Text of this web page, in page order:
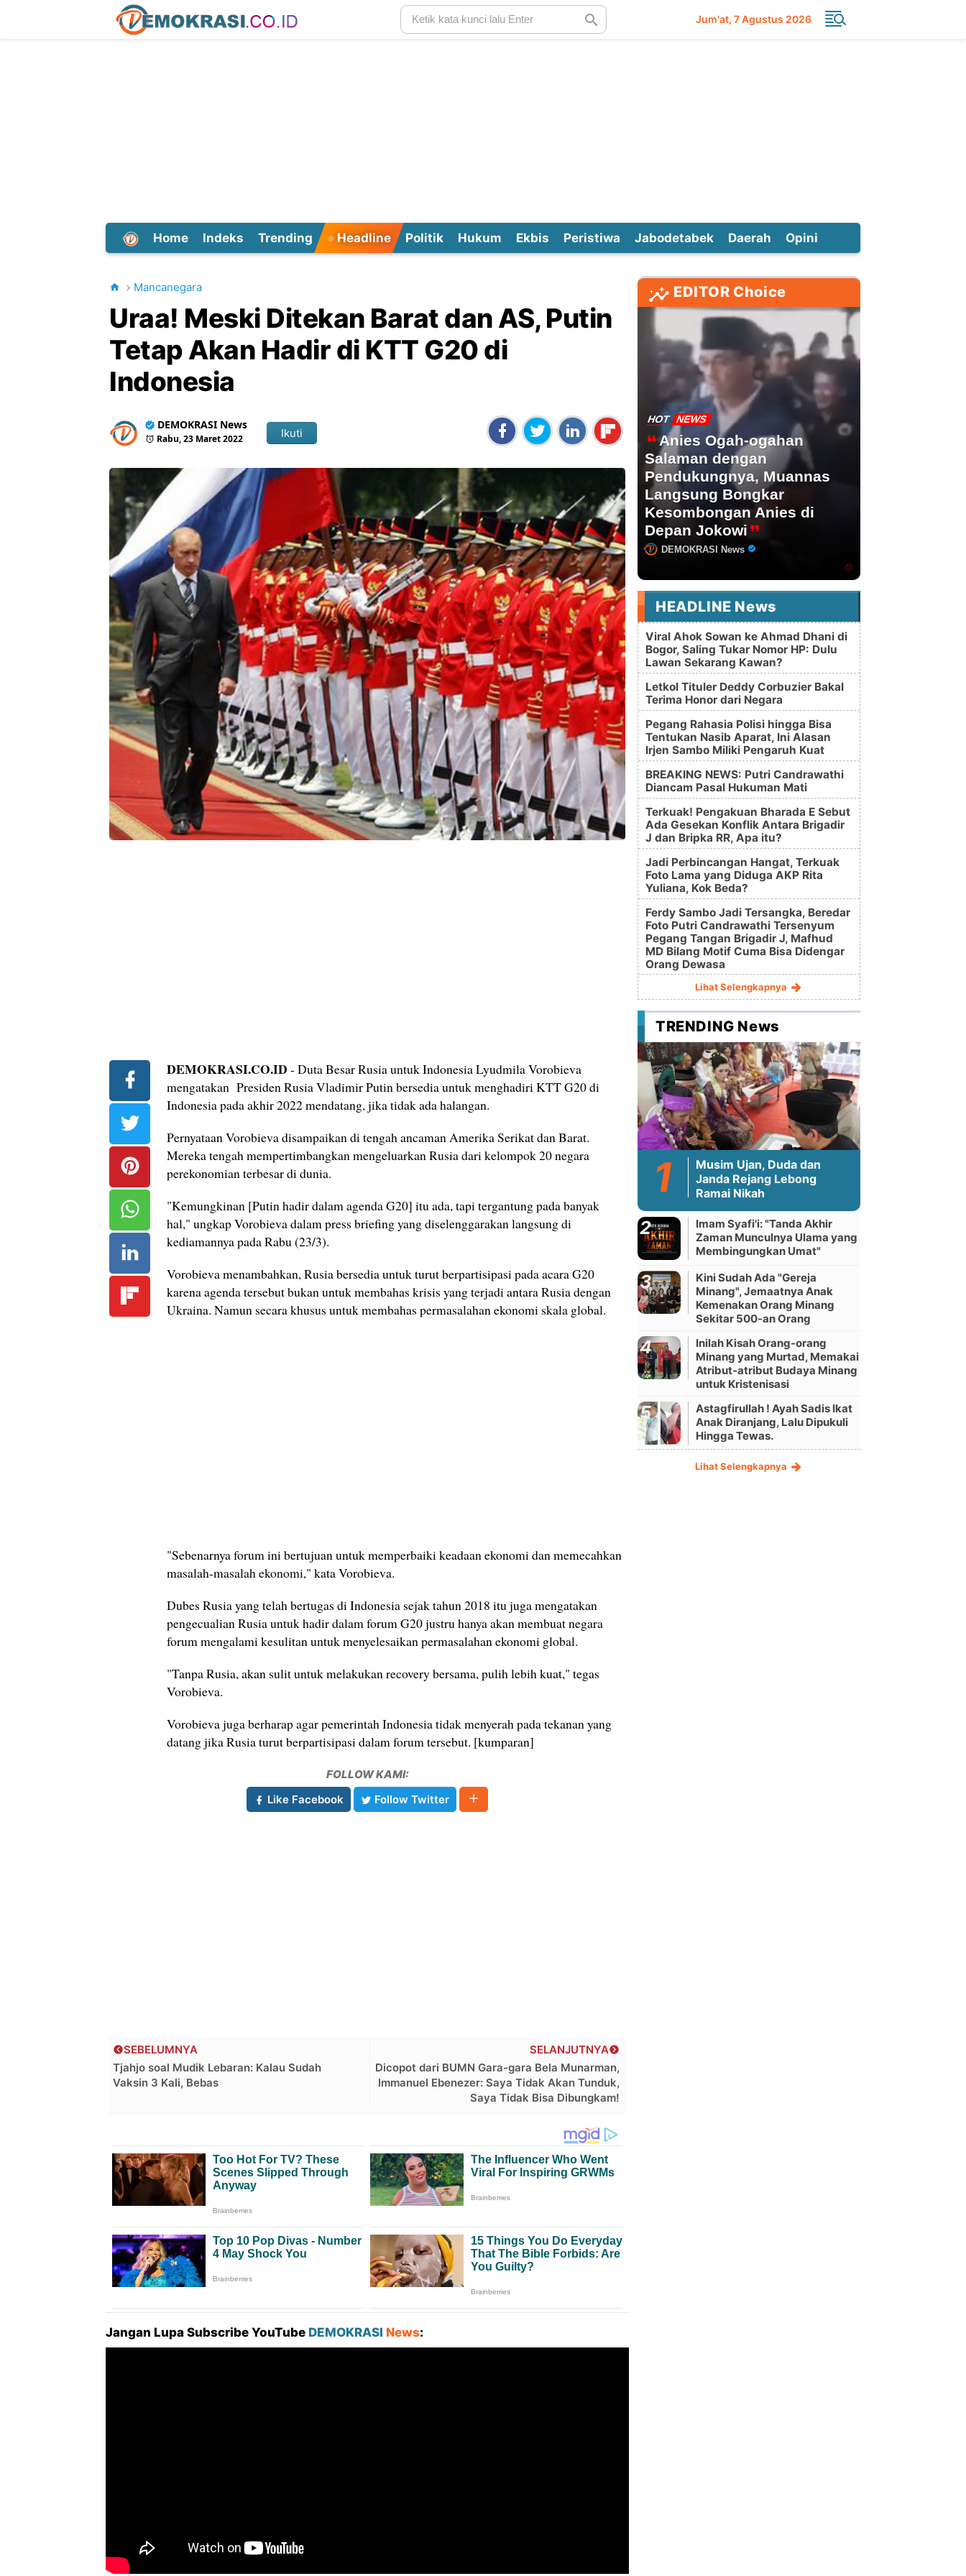
Jum'at 7 Agustus 2026
Home Indeks Trending Headline Politik Hukum Ekbis Peristiwa Jabodetabek Daerah Opini
Mancanegara
Uraa! Meski Ditekan Barat dan AS, Putin
Tetap Akan Hadir di KTT G20 di
Indonesia
DEMOKRASI News
Rabu, 23 Maret 2022 Ikuti
DEMOKRASI.CO.ID - Duta Besar Rusia untuk Indonesia Lyudmila Vorobieva
mengatakan Presiden Rusia Vladimir Putin bersedia untuk menghadiri KTT G20 di
Indonesia pada akhir 2022 mendatang, jika tidak ada halangan.
Pernyataan Vorobieva disampaikan di tengah ancaman Amerika Serikat dan Barat.
Mereka tengah mempertimbangkan mengeluarkan Rusia dari kelompok 20 negara
perekonomian terbesar di dunia.
"Kemungkinan [Putin hadir dalam agenda G20] itu ada, tapi tergantung pada banyak
hal," ungkap Vorobieva dalam press briefing yang diselenggarakan langsung di
kediamannya pada Rabu (23/3).
Vorobieva menambahkan, Rusia bersedia untuk turut berpartisipasi pada acara G20
karena agenda tersebut bukan untuk membahas krisis yang terjadi antara Rusia dengan
Ukraina. Namun secara khusus untuk membahas permasalahan ekonomi skala global.
"Sebenarnya forum ini bertujuan untuk memperbaiki keadaan ekonomi dan memecahkan
masalah-masalah ekonomi," kata Vorobieva.
Dubes Rusia yang telah bertugas di Indonesia sejak tahun 2018 itu juga mengatakan
pengecualian Rusia untuk hadir dalam forum G20 justru hanya akan membuat negara
forum mengalami kesulitan untuk menyelesaikan permasalahan ekonomi global.
"Tanpa Rusia, akan sulit untuk melakukan recovery bersama, pulih lebih kuat," tegas
Vorobieva.
Vorobieva juga berharap agar pemerintah Indonesia tidak menyerah pada tekanan yang
datang jika Rusia turut berpartisipasi dalam forum tersebut. [kumparan]
FOLLOW KAMI:
Like Facebook
Follow Twitter
SELANJUTNYA
Dicopot dari BUMN Gara-gara Bela Munarman,
Immanuel Ebenezer: Saya Tidak Akan Tunduk,
Saya Tidak Bisa Dibungkam!
SEBELUMNYA
Tjahjo soal Mudik Lebaran: Kalau Sudah
Vaksin 3 Kali, Bebas
Jangan Lupa Subscribe YouTube DEMOKRASI News:
EDITOR Choice
HOT NEWS
Anies Ogah-ogahan
Salaman dengan
Pendukungnya, Muannas
Langsung Bongkar
Kesombongan Anies di
Depan Jokowi
DEMOKRASI News
HEADLINE News
Viral Ahok Sowan ke Ahmad Dhani di
Bogor, Saling Tukar Nomor HP: Dulu
Lawan Sekarang Kawan?
Letkol Tituler Deddy Corbuzier Bakal
Terima Honor dari Negara
Pegang Rahasia Polisi hingga Bisa
Tentukan Nasib Aparat, Ini Alasan
Irjen Sambo Miliki Pengaruh Kuat
BREAKING NEWS: Putri Candrawathi
Diancam Pasal Hukuman Mati
Terkuak! Pengakuan Bharada E Sebut
Ada Gesekan Konflik Antara Brigadir
J dan Bripka RR, Apa itu?
Jadi Perbincangan Hangat, Terkuak
Foto Lama yang Diduga AKP Rita
Yuliana, Kok Beda?
Ferdy Sambo Jadi Tersangka, Beredar
Foto Putri Candrawathi Tersenyum
Pegang Tangan Brigadir J, Mafhud
MD Bilang Motif Cuma Bisa Didengar
Orang Dewasa
Lihat Selengkapnya
TRENDING News
Musim Ujan, Duda dan
Janda Rejang Lebong
Ramai Nikah
Imam Syafi'i: "Tanda Akhir
Zaman Munculnya Ulama yang
Membingungkan Umat"
Kini Sudah Ada "Gereja
Minang", Jemaatnya Anak
Kemenakan Orang Minang
Sekitar 500-an Orang
Inilah Kisah Orang-orang
Minang yang Murtad, Memakai
Atribut-atribut Budaya Minang
untuk Kristenisasi
Astagfirullah ! Ayah Sadis Ikat
Anak Diranjang, Lalu Dipukuli
Hingga Tewas.
Lihat Selengkapnya